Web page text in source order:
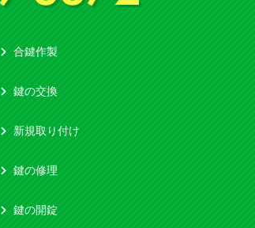
合鍵作製
鍵の交換
新規取り付け
鍵の修理
鍵の開錠